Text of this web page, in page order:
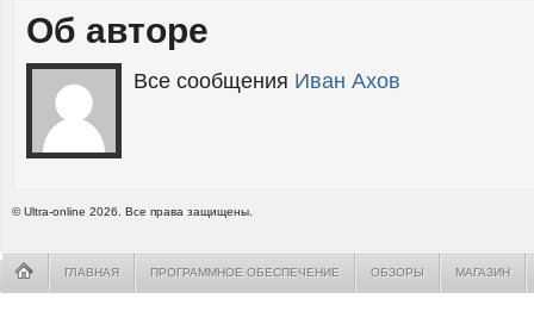
Об авторе
Все сообщения Иван Ахов
© Ultra-online 2026. Все права защищены.
ГЛАВНАЯ ПРОГРАММНОЕ ОБЕСПЕЧЕНИЕ ОБЗОРЫ МАГАЗИН